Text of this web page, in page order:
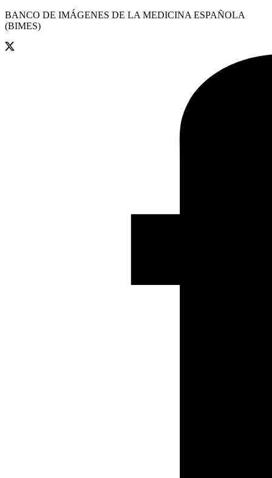
BANCO DE IMÁGENES DE LA MEDICINA ESPAÑOLA
(BIMES)